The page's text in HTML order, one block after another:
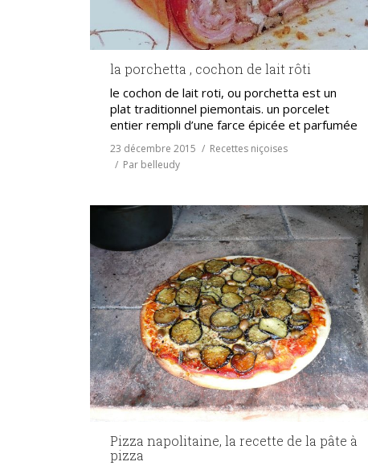
la porchetta , cochon de lait rôti
le cochon de lait roti, ou porchetta est un
plat traditionnel piemontais. un porcelet
entier rempli d’une farce épicée et parfumée
23 décembre 2015
Recettes niçoises
Par belleudy
Pizza napolitaine, la recette de la pâte à
pizza